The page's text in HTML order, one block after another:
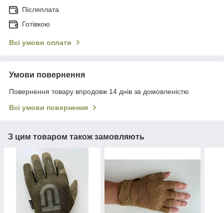
Післяплата
Готівкою
Всі умови оплати
Умови повернення
Повернення товару впродовж 14 днів за домовленістю
Всі умови повернення
З цим товаром також замовляють